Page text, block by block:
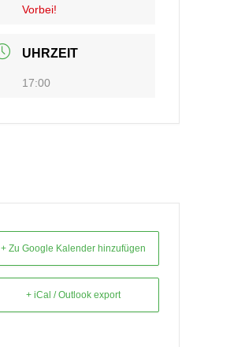
Vorbei!
UHRZEIT
17:00
+ Zu Google Kalender hinzufügen
+ iCal / Outlook export